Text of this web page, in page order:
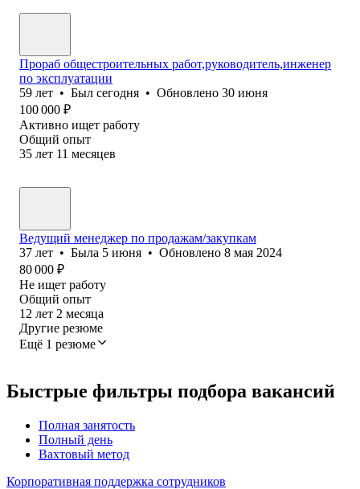
Прораб общестроительных работ,руководитель,инженер
по эксплуатации
59 лет • Был сегодня • Обновлено 30 июня
100 000 ₽
Активно ищет работу
Общий опыт
35 лет 11 месяцев
Ведущий менеджер по продажам/закупкам
37 лет • Была 5 июня • Обновлено 8 мая 2024
80 000 ₽
Не ищет работу
Общий опыт
12 лет 2 месяца
Другие резюме
Ещё 1 резюме
Быстрые фильтры подбора вакансий
Полная занятость
Полный день
Вахтовый метод
Корпоративная поддержка сотрудников